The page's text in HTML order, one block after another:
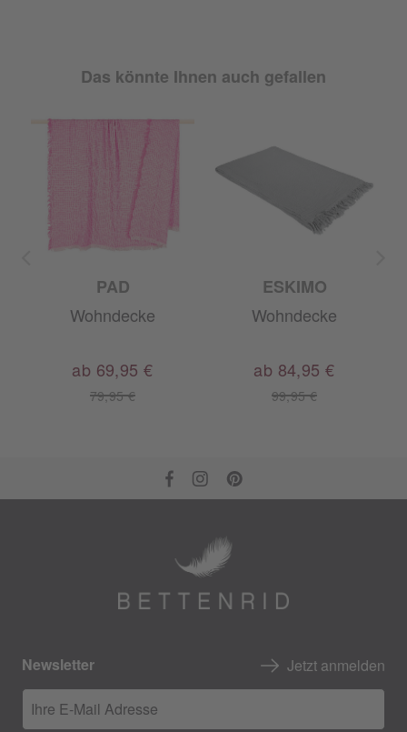
Das könnte Ihnen auch gefallen
PAD
Wohndecke
79,95 €
ab 69,95 €
ESKIMO
Wohndecke
99,95 €
ab 84,95 €
Newsletter Jetzt anmelden
Ihre E-Mail Adresse